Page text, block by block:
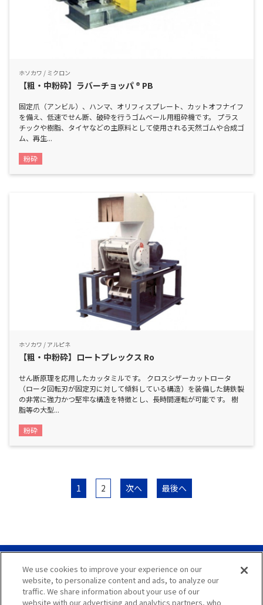
ホソカワ / ミクロン
【粗・中粉砕】ラバーチョッパ ® PB
固定爪（アンビル）、ハンマ、オリフィスプレート、カットオフナイフ
を備え、低速でせん断、破砕を行うゴムベール用粗砕機です。 プラス
チックや樹脂、タイヤなどの主原料として使用される天然ゴムや合成ゴ
ム、再生...
粉砕
ホソカワ / アルピネ
【粗・中粉砕】ロートプレックス Ro
せん断原理を応用したカッタミルです。 クロスシザーカットロータ
（ロータ回転刃が固定刃に対して傾斜している構造）を装備した鋳鉄製
の非常に強力かつ堅牢な構造を特徴とし、長時間運転が可能です。 樹
脂等の大型...
粉砕
1 2 次へ 最後へ
サイトマップ
サイト利用案内
We use cookies to improve your experience on our
website, to personalize content and ads, to analyze our
traffic. We share information about your use of our
website with our advertising and analytics partners, who